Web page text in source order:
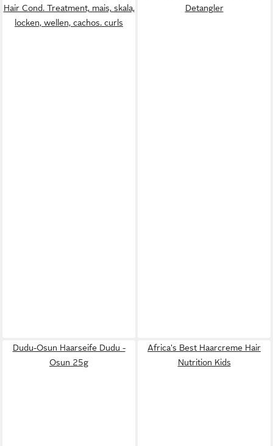
Hair Cond. Treatment, mais, skala,
locken, wellen, cachos. curls
Detangler
Dudu-Osun Haarseife Dudu -
Osun 25g
Africa's Best Haarcreme Hair
Nutrition Kids